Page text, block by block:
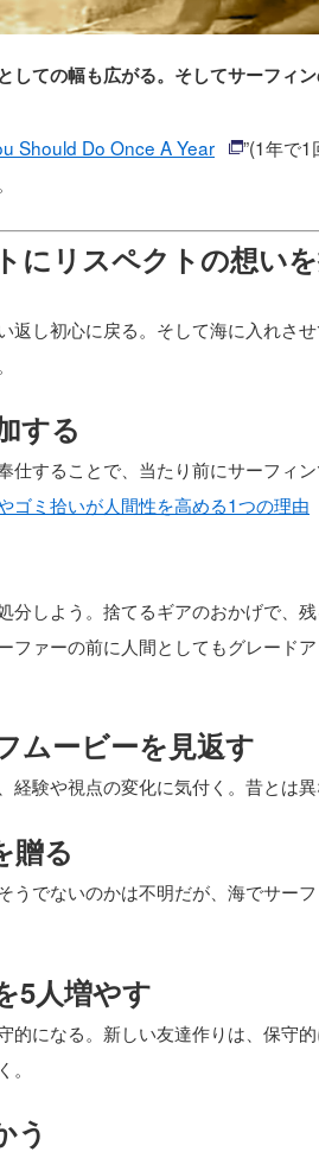
しての幅も広がる。そしてサーフィ
Should Do Once A Year
”(1年で
にリスペクトの想い
し初心に戻る。そして海に入れさ
する
仕することで、当たり前にサーフィ
ゴミ拾いが人間性を高める1つの理由
分しよう。捨てるギアのおかげで、
ファーの前に人間としてもグレード
ムービーを見返す
験や視点の変化に気付く。昔とは異
贈る
うでないのかは不明だが、海でサー
5人増やす
的になる。新しい友達作りは、保守
う